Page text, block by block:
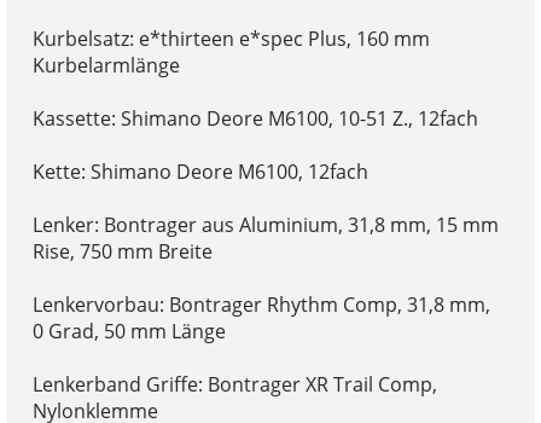
Kurbelsatz: e*thirteen e*spec Plus, 160 mm
Kurbelarmlänge
Kassette: Shimano Deore M6100, 10-51 Z., 12fach
Kette: Shimano Deore M6100, 12fach
Lenker: Bontrager aus Aluminium, 31,8 mm, 15 mm
Rise, 750 mm Breite
Lenkervorbau: Bontrager Rhythm Comp, 31,8 mm,
0 Grad, 50 mm Länge
Lenkerband Griffe: Bontrager XR Trail Comp,
Nylonklemme